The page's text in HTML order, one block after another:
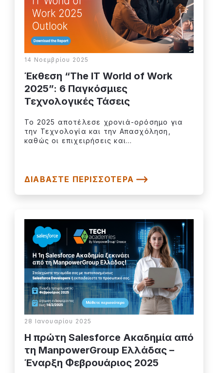
14 Νοεμβρίου 2025
Έκθεση “The IT World of Work
2025”: 6 Παγκόσμιες
Τεχνολογικές Τάσεις
Το 2025 αποτέλεσε χρονιά-ορόσημο για
την Τεχνολογία και την Απασχόληση,
καθώς οι επιχειρήσεις και...
ΔΙΑΒΆΣΤΕ ΠΕΡΙΣΣΌΤΕΡΑ
28 Ιανουαρίου 2025
Η πρώτη Salesforce Ακαδημία από
τη ManpowerGroup Ελλάδας –
Έναρξη Φεβρουάριος 2025